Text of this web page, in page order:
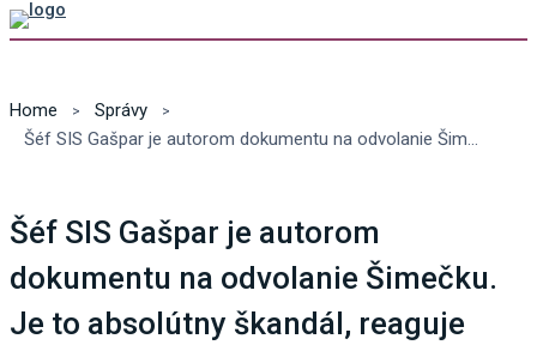
Home
Správy
Šéf SIS Gašpar je autorom dokumentu na odvolanie Šimečku. Je to absolútny škandál, reaguje predseda progresívcov
Šéf SIS Gašpar je autorom
dokumentu na odvolanie Šimečku.
Je to absolútny škandál, reaguje